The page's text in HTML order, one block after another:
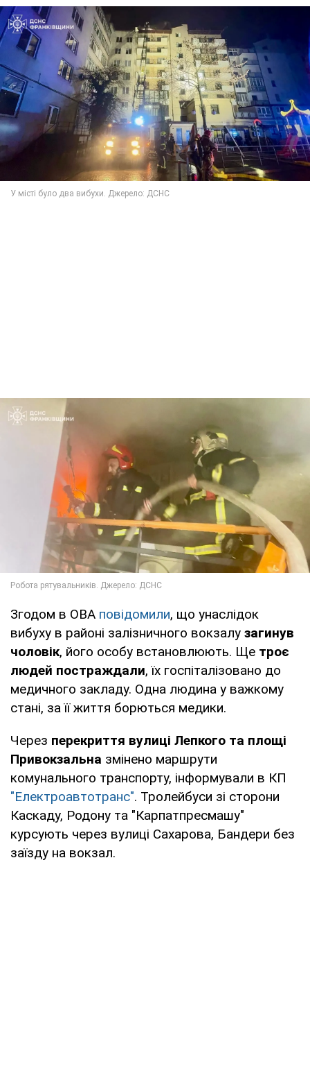
Згодом в ОВА повідомили, що унаслідок
вибуху в районі залізничного вокзалу загинув
чоловік, його особу встановлюють. Ще троє
людей постраждали, їх госпіталізовано до
медичного закладу. Одна людина у важкому
стані, за її життя борються медики.
Через перекриття вулиці Лепкого та площі
Привокзальна змінено маршрути
комунального транспорту, інформували в КП
"Електроавтотранс". Тролейбуси зі сторони
Каскаду, Родону та "Карпатпресмашу"
курсують через вулиці Сахарова, Бандери без
заїзду на вокзал.